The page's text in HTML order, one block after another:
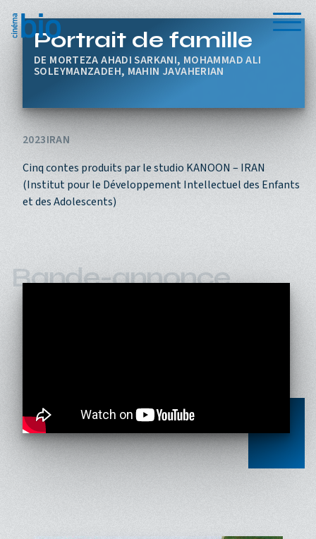
Menu
Portrait de famille
MORTEZA AHADI SARKANI, MOHAMMAD ALI
SOLEYMANZADEH, MAHIN JAVAHERIAN
2023IRAN
Cinq contes produits par le studio KANOON – IRAN
(Institut pour le Développement Intellectuel des Enfants
et des Adolescents)
Bande-annonce